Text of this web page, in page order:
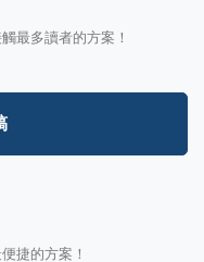
最多讀者的方案！
捷的方案！